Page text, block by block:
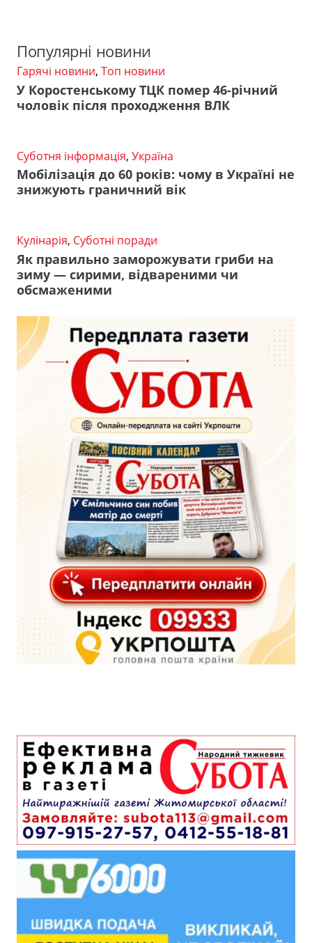
Популярні новини
Гарячі новини, Топ новини
У Коростенському ТЦК помер 46-річний
чоловік після проходження ВЛК
Суботня інформація, Україна
Мобілізація до 60 років: чому в Україні не
знижують граничний вік
Кулінарія, Суботні поради
Як правильно заморожувати гриби на
зиму — сирими, відвареними чи
обсмаженими